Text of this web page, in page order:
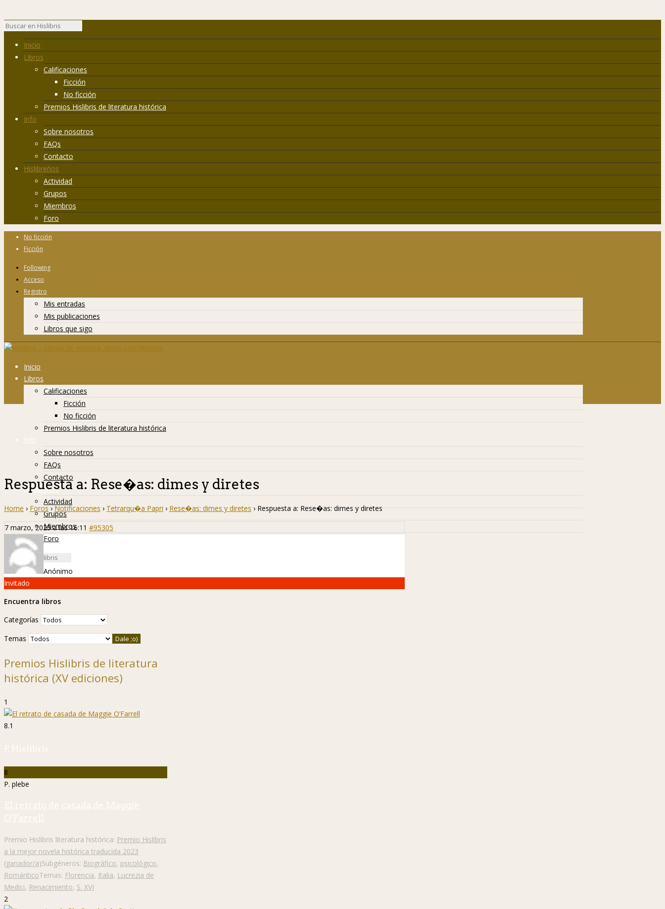
Inicio
Libros
Calificaciones
Ficción
No ficción
Premios Hislibris de literatura histórica
Info
Sobre nosotros
FAQs
Contacto
Hislibreños
Actividad
Grupos
Miembros
Foro
No ficción
Ficción
Following
Acceso
Registro
Mis entradas
Mis publicaciones
Libros que sigo
Inicio
Libros
Calificaciones
Ficción
No ficción
Premios Hislibris de literatura histórica
Info
Sobre nosotros
FAQs
Contacto
Hislibreños
Actividad
Grupos
Miembros
Foro
Respuesta a: Rese�as: dimes y diretes
Home › Foros › Notificaciones › Tetrarqu�a Papri › Rese�as: dimes y diretes › Respuesta a: Rese�as: dimes y diretes
7 marzo, 2025 a las 16:11 #95305
Anónimo
Invitado
Encuentra libros
Categorías
Temas
Premios Hislibris de literatura
histórica (XV ediciones)
1
8.1
P. Hislibris
8
P. plebe
El retrato de casada de Maggie
O’Farrell
Premio Hislibris literatura histórica: Premio Hislibris
a la mejor novela histórica traducida 2023
(ganador/a)Subgéneros: Biográfico, psicológico,
RománticoTemas: Florencia, Italia, Lucrezia de
Medici, Renacimiento, S. XVI
2